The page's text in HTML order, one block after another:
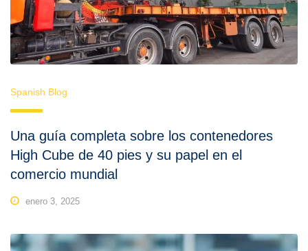
Spanish Blog
Una guía completa sobre los contenedores
High Cube de 40 pies y su papel en el
comercio mundial
enero 3, 2025